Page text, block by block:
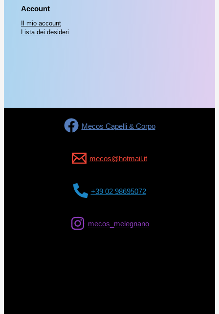
Account
Il mio account
Lista dei desideri
Mecos Capelli & Corpo
mecos@hotmail.it
+39 02 98695072
mecos_melegnano